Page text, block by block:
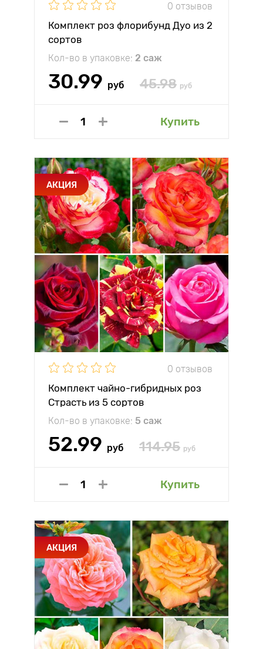
0 отзывов
Комплект роз флорибунд Дуо из 2
сортов
Кол-во в упаковке: 2 саж
30.99 руб 45.98 руб
Купить
АКЦИЯ
0 отзывов
Комплект чайно-гибридных роз
Страсть из 5 сортов
Кол-во в упаковке: 5 саж
52.99 руб 114.95 руб
Купить
АКЦИЯ